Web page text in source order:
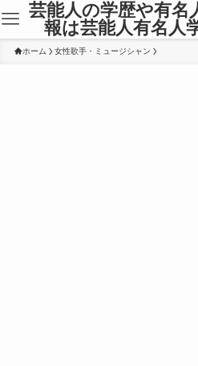
芸能人の学歴や有名
報は芸能人有名人
ホーム 女性歌手・ミュージシャン